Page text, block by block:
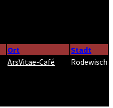
Ort
Stadt
ArsVitae-Café Rodewisch